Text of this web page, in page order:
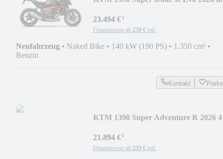
23.494 €¹
Finanzierung ab 250 € mtl.
Neufahrzeug • Naked Bike • 140 kW (190 PS) • 1.350 cm³ •
Benzin
Kontakt
KTM 1390 Super Adventure R 2026 4
21.894 €¹
Finanzierung ab 233 € mtl.